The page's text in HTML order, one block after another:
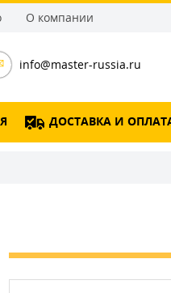
О компании
info@master-russia.ru
ДОСТАВКА И